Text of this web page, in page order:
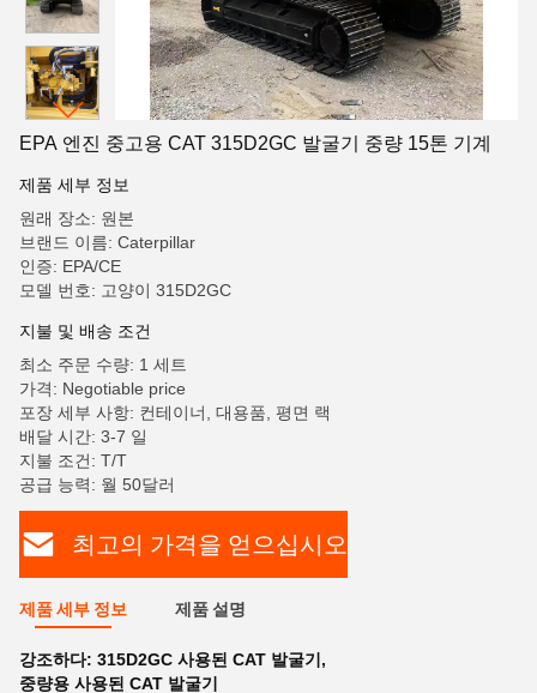
EPA 엔진 중고용 CAT 315D2GC 발굴기 중량 15톤 기계
제품 세부 정보
원래 장소: 원본
브랜드 이름: Caterpillar
인증: EPA/CE
모델 번호: 고양이 315D2GC
지불 및 배송 조건
최소 주문 수량: 1 세트
가격: Negotiable price
포장 세부 사항: 컨테이너, 대용품, 평면 랙
배달 시간: 3-7 일
지불 조건: T/T
공급 능력: 월 50달러
최고의 가격을 얻으십시오
제품 세부 정보 제품 설명
강조하다: 315D2GC 사용된 CAT 발굴기 ,
중량용 사용된 CAT 발굴기